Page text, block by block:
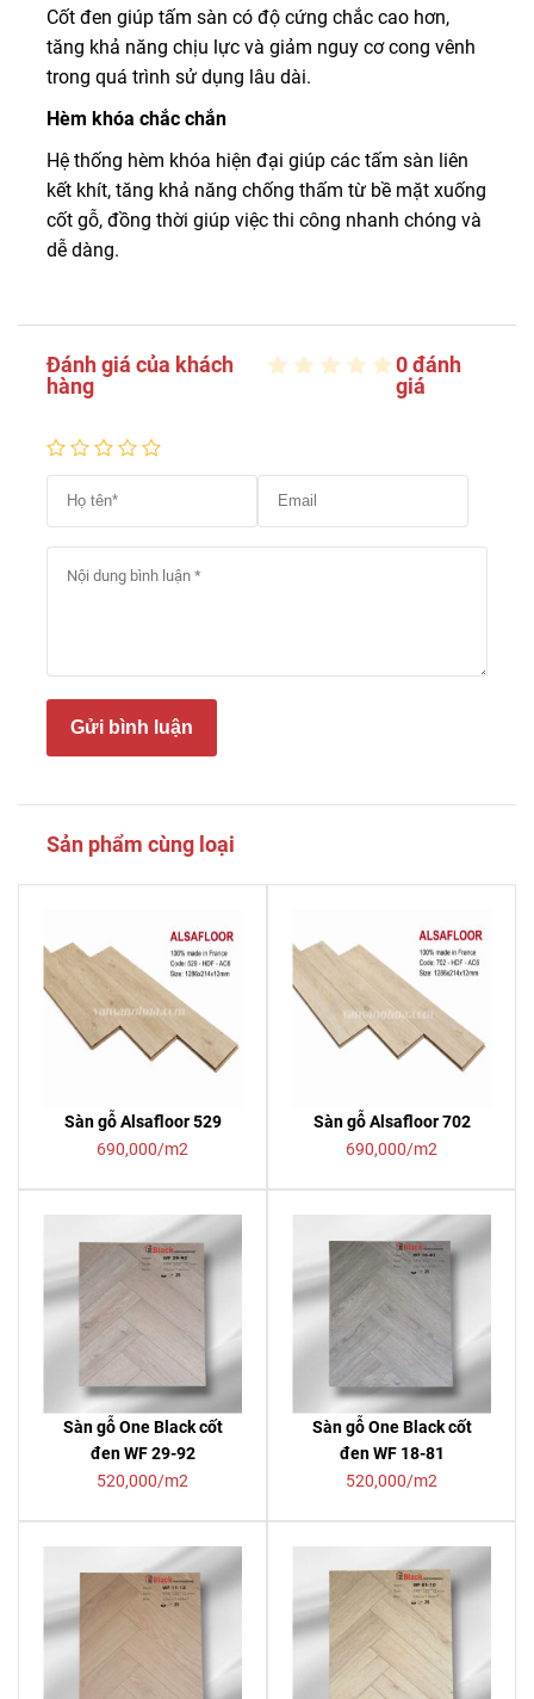
Cốt đen giúp tấm sàn có độ cứng chắc cao hơn,
tăng khả năng chịu lực và giảm nguy cơ cong vênh
trong quá trình sử dụng lâu dài.
Hèm khóa chắc chắn
Hệ thống hèm khóa hiện đại giúp các tấm sàn liên
kết khít, tăng khả năng chống thấm từ bề mặt xuống
cốt gỗ, đồng thời giúp việc thi công nhanh chóng và
dễ dàng.
Đánh giá của khách
hàng
0 đánh
giá
Gửi bình luận
Sản phẩm cùng loại
Sàn gỗ Alsafloor 529
690,000/m2
Sàn gỗ Alsafloor 702
690,000/m2
Sàn gỗ One Black cốt
đen WF 29-92
520,000/m2
Sàn gỗ One Black cốt
đen WF 18-81
520,000/m2